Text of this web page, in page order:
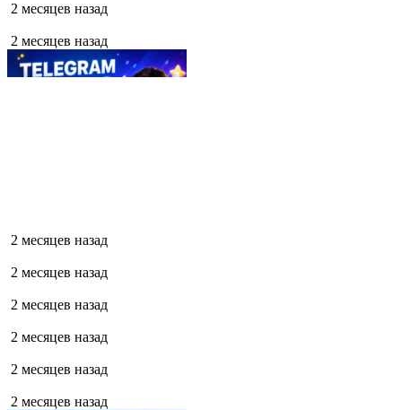
2 месяцев назад
2 месяцев назад
2 месяцев назад
2 месяцев назад
2 месяцев назад
2 месяцев назад
2 месяцев назад
2 месяцев назад